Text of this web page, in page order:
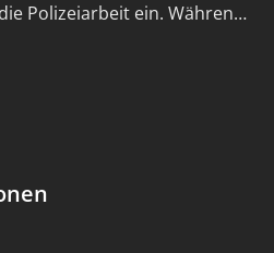
Polizeiarbeit ein. Während
wird sie feststellen, dass ihr